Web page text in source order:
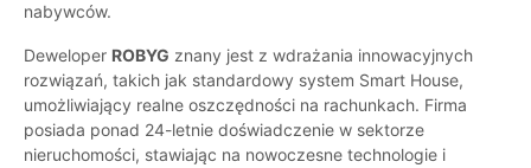
nabywców.
Deweloper ROBYG znany jest z wdrażania innowacyjnych
rozwiązań, takich jak standardowy system Smart House,
umożliwiający realne oszczędności na rachunkach. Firma
posiada ponad 24-letnie doświadczenie w sektorze
nieruchomości, stawiając na nowoczesne technologie i